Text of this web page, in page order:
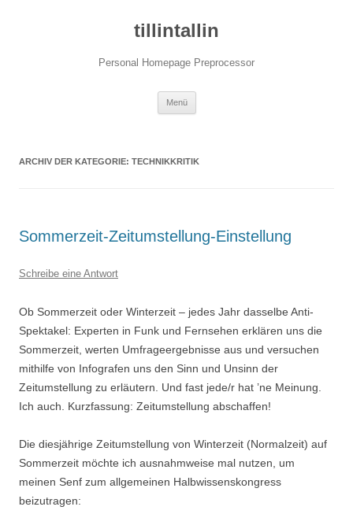
tillintallin
Personal Homepage Preprocessor
Menü
ARCHIV DER KATEGORIE: TECHNIKKRITIK
Sommerzeit-Zeitumstellung-Einstellung
Schreibe eine Antwort
Ob Sommerzeit oder Winterzeit – jedes Jahr dasselbe Anti-
Spektakel: Experten in Funk und Fernsehen erklären uns die
Sommerzeit, werten Umfrageergebnisse aus und versuchen
mithilfe von Infografen uns den Sinn und Unsinn der
Zeitumstellung zu erläutern. Und fast jede/r hat ’ne Meinung.
Ich auch. Kurzfassung: Zeitumstellung abschaffen!
Die diesjährige Zeitumstellung von Winterzeit (Normalzeit) auf
Sommerzeit möchte ich ausnahmweise mal nutzen, um
meinen Senf zum allgemeinen Halbwissenskongress
beizutragen: